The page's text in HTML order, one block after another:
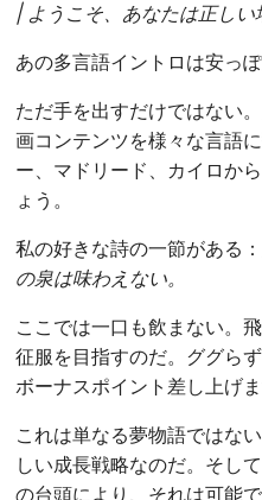
| ようこそ、あなたは正しい
あの多言語イントロは安っ
ただ手を出すだけではない
画コンテンツを様々な言語
ー、マドリード、カイロか
ょう。
私の好きな詩の一節がある：
の泉は味わえない。
ここでは一口も飲まない。
征服を目指すのだ。ググら
ボーナスポイント差し上げま
これは単なる夢物語ではな
しい成長戦略なのだ。そし
の台頭により、それは可能